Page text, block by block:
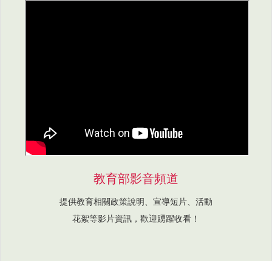
教育部影音頻道
提供教育相關政策說明、宣導短片、活動
花絮等影片資訊，歡迎踴躍收看！